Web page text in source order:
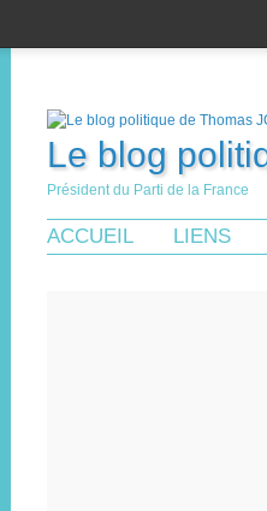
Le blog
Président du Parti de la France
ACCUEIL LIENS